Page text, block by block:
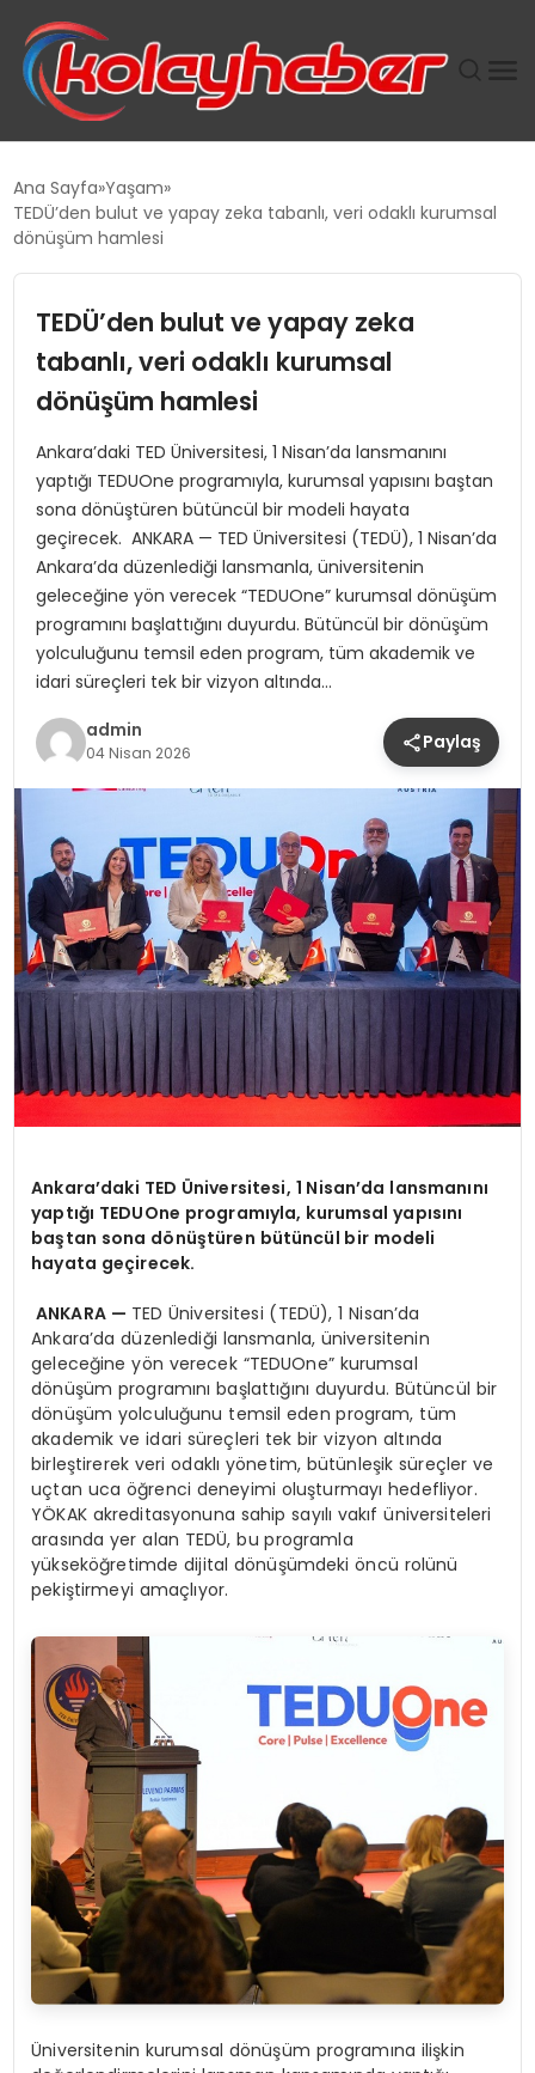
SUWEN’IN İSTIHDAM MODELI EKONOMIDE KADIN
TANYER YAPI ZEMIN MÜHENDISLIĞINDE HEDEF
BÜYÜTTÜ
TOROSLAR’DA PAZAR GERGİNLİĞİ!
Ana Sayfa Yaşam
TEDÜ’den bulut ve yapay zeka tabanlı, veri odaklı kurumsal
dönüşüm hamlesi
TEDÜ’den bulut ve yapay zeka
tabanlı, veri odaklı kurumsal
dönüşüm hamlesi
Ankara’daki TED Üniversitesi, 1 Nisan’da lansmanını
yaptığı TEDUOne programıyla, kurumsal yapısını baştan
sona dönüştüren bütüncül bir modeli hayata
geçirecek. ANKARA — TED Üniversitesi (TEDÜ), 1 Nisan’da
Ankara’da düzenlediği lansmanla, üniversitenin
geleceğine yön verecek “TEDUOne” kurumsal dönüşüm
programını başlattığını duyurdu. Bütüncül bir dönüşüm
yolculuğunu temsil eden program, tüm akademik ve
idari süreçleri tek bir vizyon altında…
admin
04 Nisan 2026 Paylaş
Ankara’daki TED Üniversitesi, 1 Nisan’da lansmanını
yaptığı TEDUOne programıyla, kurumsal yapısını
baştan sona dönüştüren bütüncül bir modeli
hayata geçirecek.
ANKARA — TED Üniversitesi (TEDÜ), 1 Nisan’da
Ankara’da düzenlediği lansmanla, üniversitenin
geleceğine yön verecek “TEDUOne” kurumsal
dönüşüm programını başlattığını duyurdu. Bütüncül bir
dönüşüm yolculuğunu temsil eden program, tüm
akademik ve idari süreçleri tek bir vizyon altında
birleştirerek veri odaklı yönetim, bütünleşik süreçler ve
uçtan uca öğrenci deneyimi oluşturmayı hedefliyor.
YÖKAK akreditasyonuna sahip sayılı vakıf üniversiteleri
arasında yer alan TEDÜ, bu programla
yükseköğretimde dijital dönüşümdeki öncü rolünü
pekiştirmeyi amaçlıyor.
Üniversitenin kurumsal dönüşüm programına ilişkin